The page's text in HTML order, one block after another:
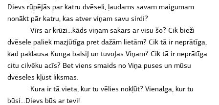
Dievs rūpējās par katru dvēseli, ļaudams savam maigumam
nonākt pār katru, kas atver viņam savu sirdi?
Vīrs ar krūzi…kāds viņam sakars ar visu šo? Cik bieži
dvēsele paliek mazjūtīga pret dažām lietām? Cik tā ir neprātīga,
kad paklausa Kunga balsij un tuvojas Viņam? Cik tā ir neprātīga
citu cilvēku acīs? Bet viens smaids no Viņa puses un mūsu
dvēseles kļūst līksmas.
Kura ir tā vieta, kur tu vēlies nokļūt? Vienalga, kur tu
būsi…Dievs būs ar tevi!